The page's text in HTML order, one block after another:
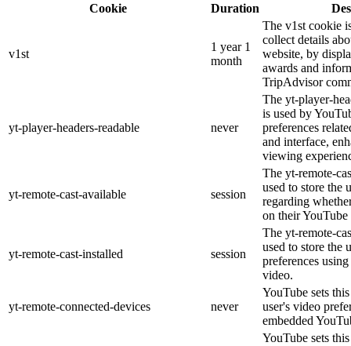
Cookie
Duration
v1st
1 year 1
month
The v1st cookie
collect details
website, by
awards and
TripAdvisor
yt-player-headers-readable never
The yt-player-
is used by
preferences
and interface,
viewing
yt-remote-cast-available session
The yt-remote-
used to store the
regarding
on their
yt-remote-cast-installed session
The yt-remote-
used to store the
preferences
video.
yt-remote-connected-devices never
YouTube sets
user's video
embedded
YouTube sets